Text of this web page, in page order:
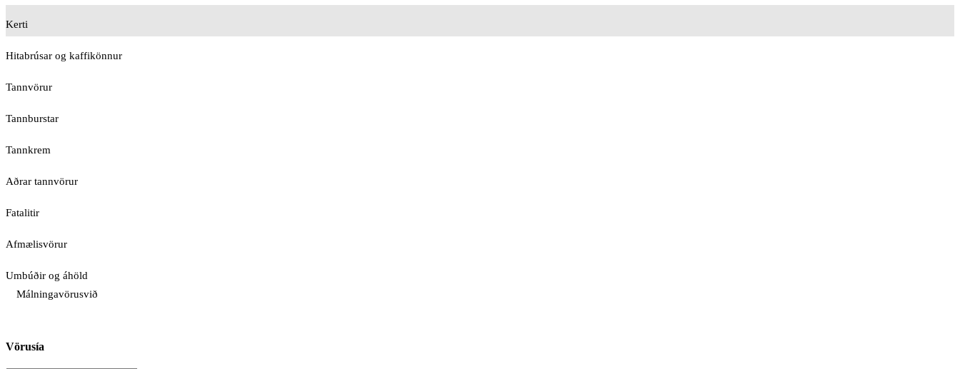
Kerti
Hitabrúsar og kaffikönnur
Tannvörur
Tannburstar
Tannkrem
Aðrar tannvörur
Fatalitir
Afmælisvörur
Umbúðir og áhöld
Málningavörusvið
Vörusía